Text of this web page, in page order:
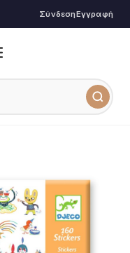
ΣύνδεσηΕγγραφή